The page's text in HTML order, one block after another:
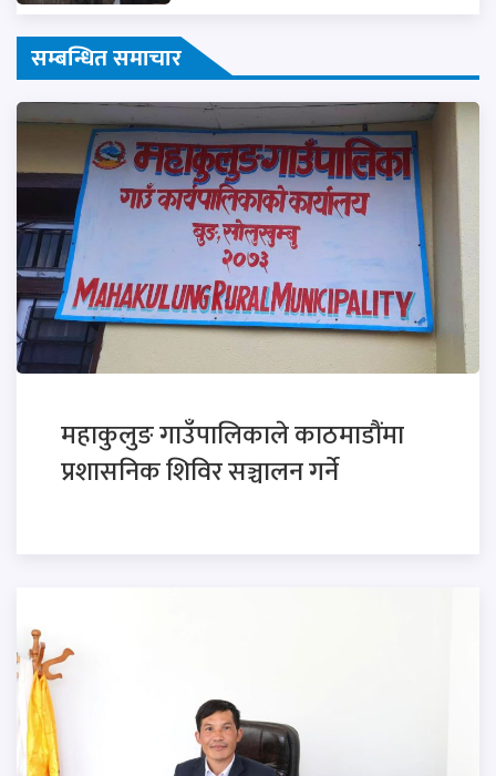
सम्बन्धित समाचार
महाकुलुङ गाउँपालिकाले काठमाडौंमा
प्रशासनिक शिविर सञ्चालन गर्ने